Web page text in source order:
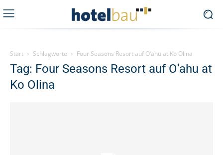
Start Schlagworte Four Seasons Resort auf O‘ahu at Ko Olina
Tag: Four Seasons Resort auf O‘ahu at
Ko Olina